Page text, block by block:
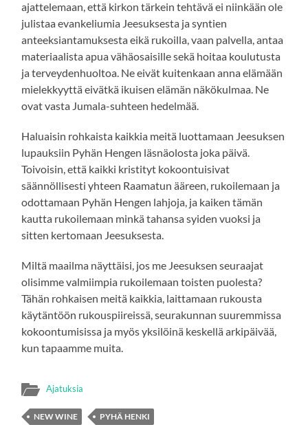
ajattelemaan, että kirkon tärkein tehtävä ei niinkään ole
julistaa evankeliumia Jeesuksesta ja syntien
anteeksiantamuksesta eikä rukoilla, vaan palvella, antaa
materiaalista apua vähäosaisille sekä hoitaa koulutusta
ja terveydenhuoltoa. Ne eivät kuitenkaan anna elämään
mielekkyyttä eivätkä ikuisen elämän näkökulmaa. Ne
ovat vasta Jumala-suhteen hedelmää.
Haluaisin rohkaista kaikkia meitä luottamaan Jeesuksen
lupauksiin Pyhän Hengen läsnäolosta joka päivä.
Toivoisin, että kaikki kristityt kokoontuisivat
säännöllisesti yhteen Raamatun ääreen, rukoilemaan ja
odottamaan Pyhän Hengen lahjoja, ja kaiken tämän
kautta rukoilemaan minkä tahansa syiden vuoksi ja
sitten kertomaan Jeesuksesta.
Miltä maailma näyttäisi, jos me Jeesuksen seuraajat
olisimme valmiimpia rukoilemaan toisten puolesta?
Tähän rohkaisen meitä kaikkia, laittamaan rukousta
käytäntöön rukouspiireissä, seurakunnan suuremmissa
kokoontumisissa ja myös yksilöinä keskellä arkipäivää,
kun tapaamme muita.
Ajatuksia
NEW WINE PYHÄ HENKI